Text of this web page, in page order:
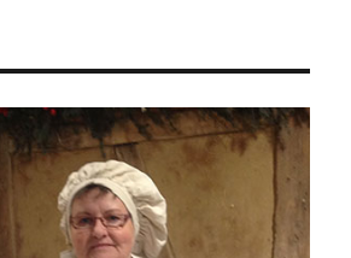
Gartenliege
aus.